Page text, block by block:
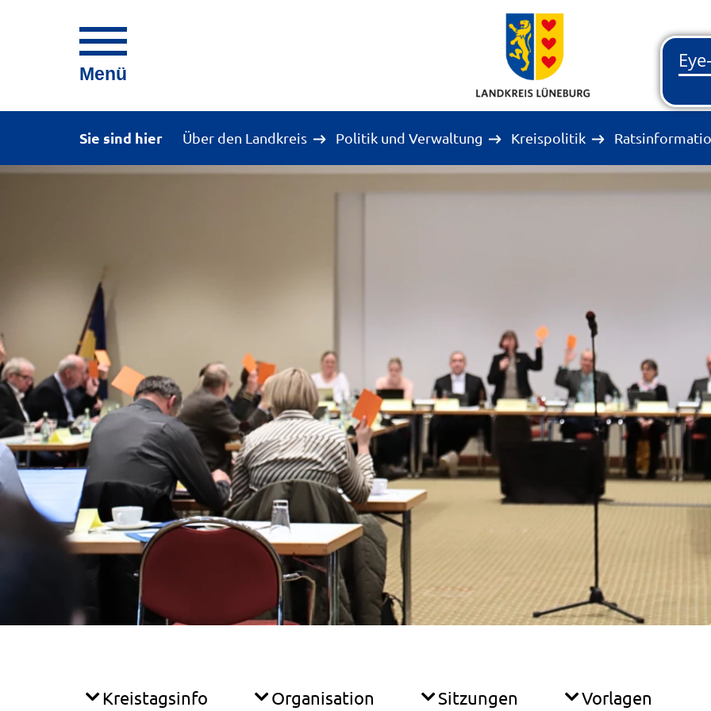
Menü
Sie sind hier Über den Landkreis Politik und Verwaltung Kreispolitik
Kreistagsinfo Organisation Sitzungen Vorlagen